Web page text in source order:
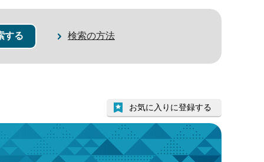
検索の方法
お気に入りに登録する